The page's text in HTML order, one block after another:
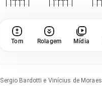
Tom Rolagem Mídia
Sergio Bardotti e Vinícius de Moraes